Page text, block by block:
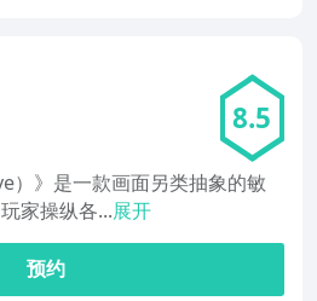
8.5
）》是一款画面另类抽象的敏
家操纵各...展开
预约